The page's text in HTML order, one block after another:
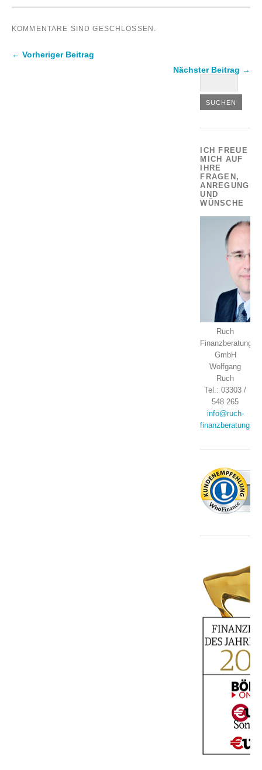
KOMMENTARE SIND GESCHLOSSEN.
← Vorheriger Beitrag
Nächster Beitrag →
ICH FREUE
MICH AUF
IHRE
FRAGEN,
ANREGUNGEN
UND
WÜNSCHE
Ruch
Finanzberatung
GmbH
Wolfgang
Ruch
Tel.: 03303 /
548 265
info@ruch-
finanzberatung.de